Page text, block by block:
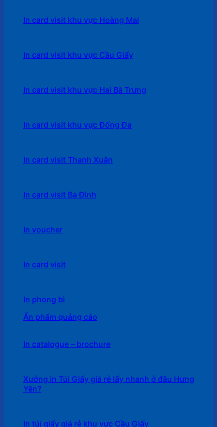
In card visit khu vực Hoàng Mai
In card visit khu vực Cầu Giấy
In card visit khu vực Hai Bà Trưng
In card visit khu vực Đống Đa
In card visit Thanh Xuân
In card visit Ba Đình
In voucher
In card visit
In phong bì
Ấn phẩm quảng cáo
In catalogue – brochure
Xưởng in Túi Giấy giá rẻ lấy nhanh ở đâu Hưng
Yên?
In túi giấy giá rẻ khu vực Cầu Giấy